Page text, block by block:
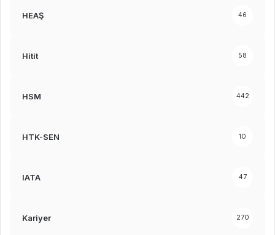
HEAŞ 46
Hitit 58
HSM 442
HTK-SEN 10
IATA 47
Kariyer 270